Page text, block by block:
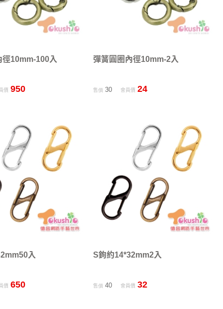
徑10mm-100入
價 950
彈簧圓圈內徑10mm-2入
售價30 會員價 24
入
價 650
S鉤約14*32mm2入
售價40 會員價 32